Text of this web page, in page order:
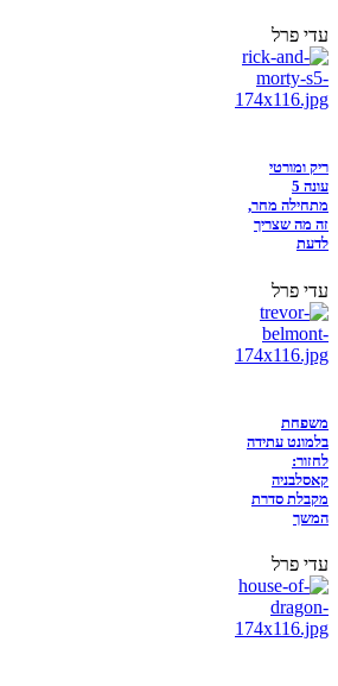
עדי פרל
ריק ומורטי
עונה 5
מתחילה מחר,
זה מה שצריך
לדעת
עדי פרל
משפחת
בלמונט עתידה
לחזור:
קאסלבניה
מקבלת סדרת
המשך
עדי פרל